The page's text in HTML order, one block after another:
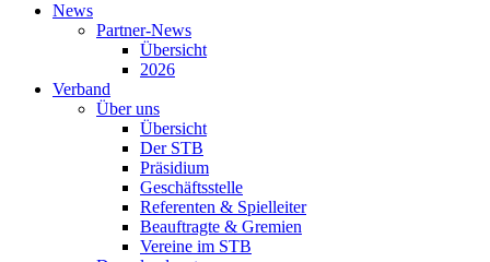
News
Partner-News
Übersicht
2026
Verband
Über uns
Übersicht
Der STB
Präsidium
Geschäftsstelle
Referenten & Spielleiter
Beauftragte & Gremien
Vereine im STB